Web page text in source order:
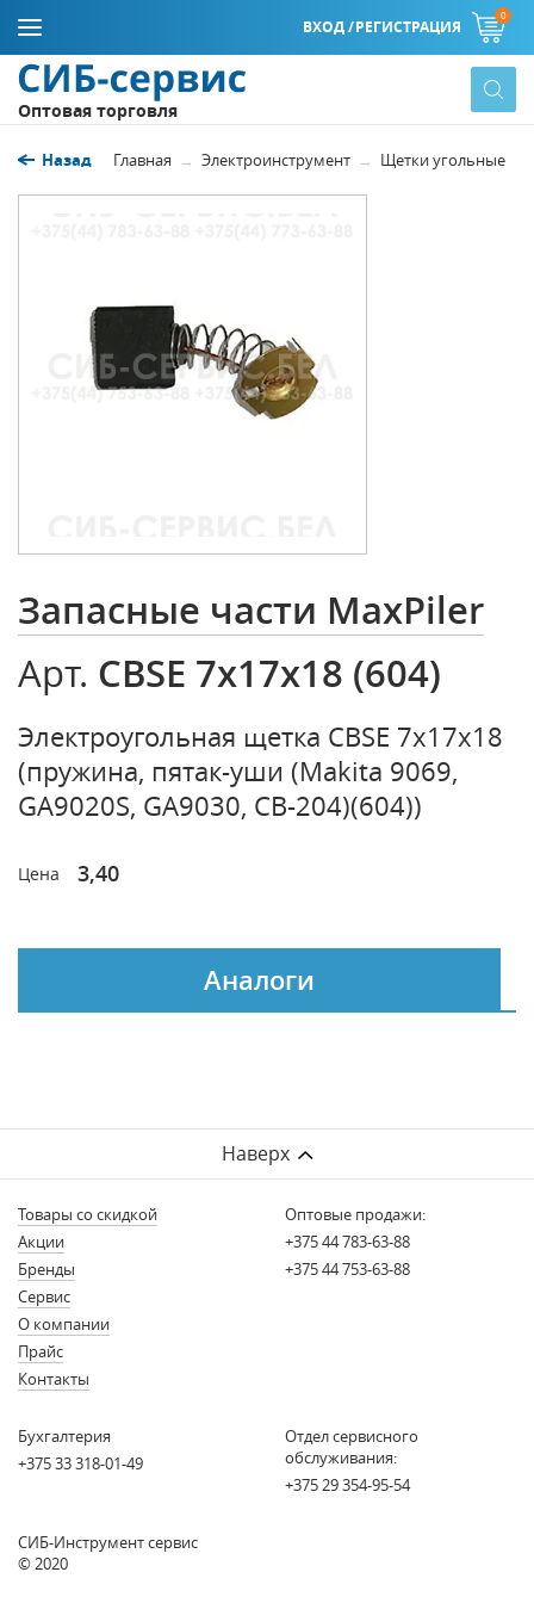
ВХОД /РЕГИСТРАЦИЯ
0
Оптовая торговля
Назад Главная Электроинструмент Щетки угольные
Запасные части MaxPiler
Арт. CBSE 7х17х18 (604)
Электроугольная щетка CBSE 7х17х18
(пружина, пятак-уши (Makita 9069,
GA9020S, GA9030, CB-204)(604))
Цена 3,40
Аналоги
Наверх
Товары со скидкой
Акции
Бренды
Сервис
О компании
Прайс
Контакты
Оптовые продажи:
+375 44 783-63-88
+375 44 753-63-88
Бухгалтерия
+375 33 318-01-49
Отдел сервисного
обслуживания:
+375 29 354-95-54
СИБ-Инструмент сервис
© 2020